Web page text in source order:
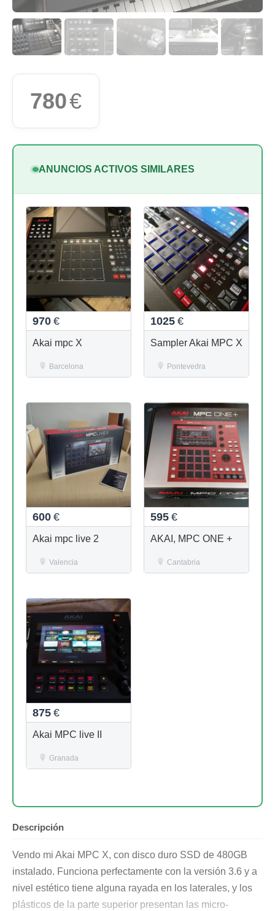
780€
ANUNCIOS ACTIVOS SIMILARES
970 €
Akai mpc X
Barcelona
1025 €
Sampler Akai MPC X
Pontevedra
600 €
Akai mpc live 2
Valencia
595 €
AKAI, MPC ONE +
Cantabria
875 €
Akai MPC live II
Granada
Descripción
Vendo mi Akai MPC X, con disco duro SSD de 480GB
instalado. Funciona perfectamente con la versión 3.6 y a
nivel estético tiene alguna rayada en los laterales, y los
plásticos de la parte superior presentan las micro-